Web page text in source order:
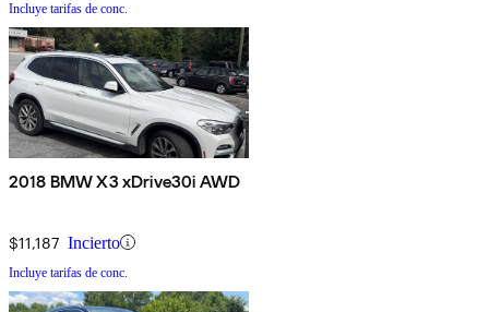
Incluye tarifas de conc.
2018 BMW X3 xDrive30i AWD
$11,187 Incierto
Incluye tarifas de conc.